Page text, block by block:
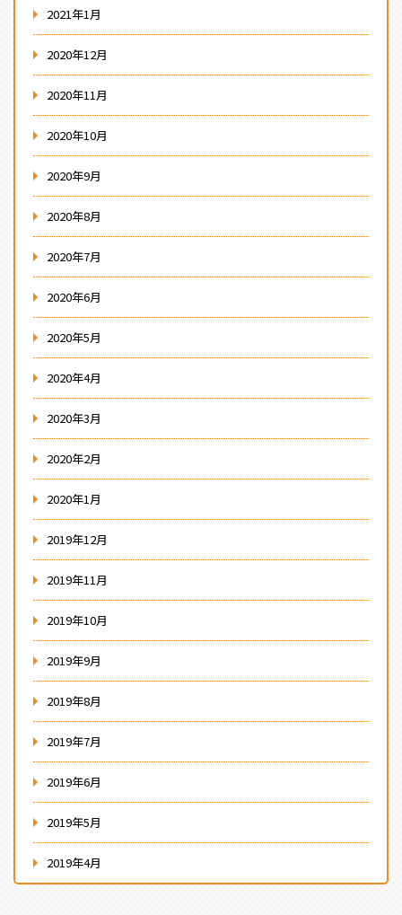
2021年1月
2020年12月
2020年11月
2020年10月
2020年9月
2020年8月
2020年7月
2020年6月
2020年5月
2020年4月
2020年3月
2020年2月
2020年1月
2019年12月
2019年11月
2019年10月
2019年9月
2019年8月
2019年7月
2019年6月
2019年5月
2019年4月